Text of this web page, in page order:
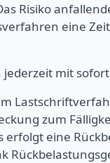
Risiko
eine
jederzeit mit
zum
erfolgt eine